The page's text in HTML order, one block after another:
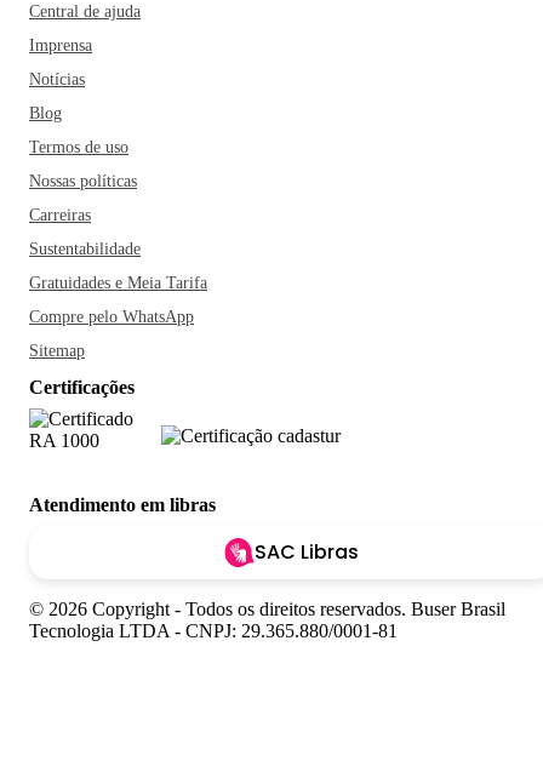
Central de ajuda
Imprensa
Notícias
Blog
Termos de uso
Nossas políticas
Carreiras
Sustentabilidade
Gratuidades e Meia Tarifa
Compre pelo WhatsApp
Sitemap
Certificações
Atendimento em libras
SAC Libras
© 2026 Copyright - Todos os direitos reservados. Buser Brasil
Tecnologia LTDA - CNPJ: 29.365.880/0001-81